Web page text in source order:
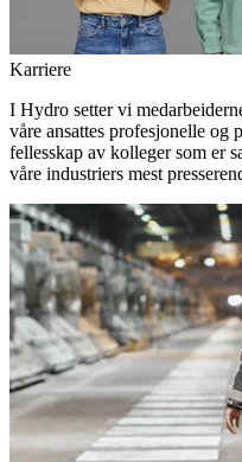
Karriere
I Hydro setter vi
våre ansattes profesjonelle
fellesskap av kolleger som er
våre industriers mest